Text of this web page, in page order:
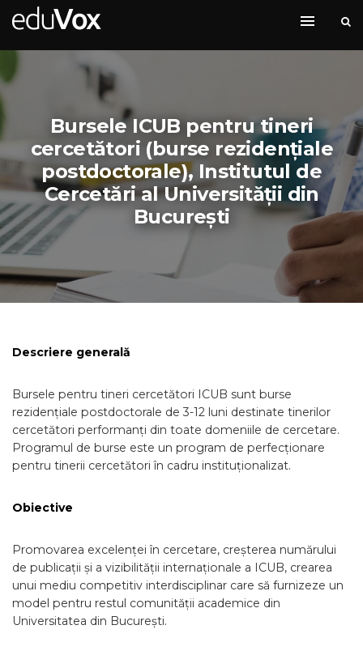
Bursele ICUB pentru tineri
cercetători (burse rezidențiale
postdoctorale), Institutul de
Cercetări al Universității din
București
Descriere generală
Bursele pentru tineri cercetători ICUB sunt burse
rezidențiale postdoctorale de 3-12 luni destinate tinerilor
cercetători performanți din toate domeniile de cercetare.
Programul de burse este un program de perfecţionare
pentru tinerii cercetători în cadru instituţionalizat.
Obiective
Promovarea excelenței în cercetare, creșterea numărului
de publicații și a vizibilității internaționale a ICUB, crearea
unui mediu competitiv interdisciplinar care să furnizeze un
model pentru restul comunității academice din
Universitatea din București.